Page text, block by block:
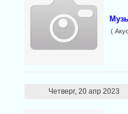
(
Четверг, 20 апр 2023